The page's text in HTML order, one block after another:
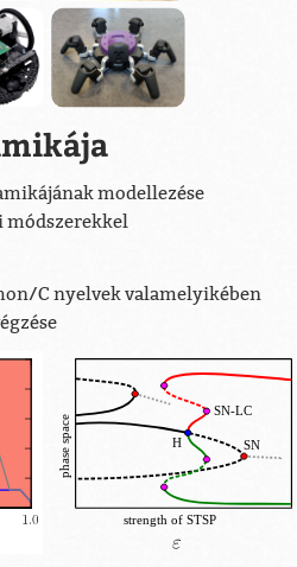
modellezése
módszerekkel
C nyelvek valamelyikében